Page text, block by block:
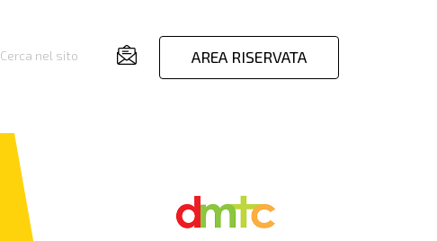
Cerca nel sito AREA RISERVATA